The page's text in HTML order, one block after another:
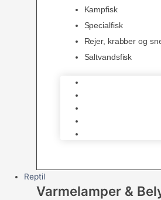
Kampfisk
Specialfisk
Rejer, krabber og
Saltvandsfisk
Reptil
Varmelamper &